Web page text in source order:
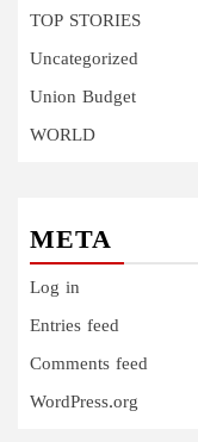
TOP STORIES
Uncategorized
Union Budget
WORLD
META
Log in
Entries feed
Comments feed
WordPress.org